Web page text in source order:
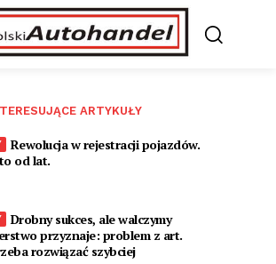
ARTYKUŁY
Rewolucja w rejestracji pojazdów.
od lat.
Drobny sukces, ale walczymy
przyznaje: problem z art.
rozwiązać szybciej